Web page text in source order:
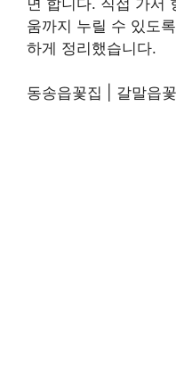
움까지 누릴 수 있도
하게 정리했습니다.
동송읍꽃집 | 갈말읍